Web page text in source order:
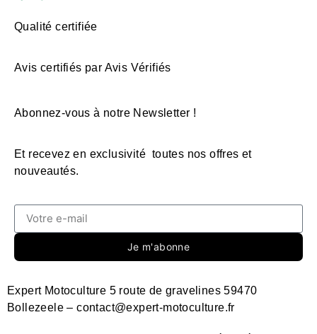
Qualité certifiée
Avis certifiés par Avis Vérifiés
Abonnez-vous à notre Newsletter !
Et recevez en exclusivité toutes nos offres et
nouveautés.
Je m'abonne
Expert Motoculture 5 route de gravelines 59470
Bollezeele – contact@expert-motoculture.fr